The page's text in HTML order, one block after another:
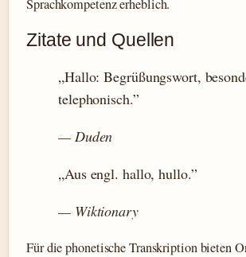
Sprachkompetenz erheblich.
Zitate und Quellen
„Hallo: Begrüßungswort,
telephonisch.”
— Duden
„Aus engl. hallo, hullo.”
— Wiktionary
Für die phonetische Transkription bieten